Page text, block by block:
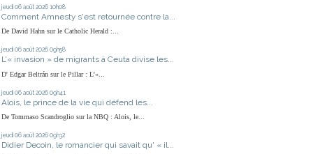
jeudi 06 août 2026 10h08
Comment Amnesty s'est retournée contre la...
De David Hahn sur le Catholic Herald :...
jeudi 06 août 2026 09h58
L’« invasion » de migrants à Ceuta divise les...
D' Edgar Beltrán sur le Pillar : L’«...
jeudi 06 août 2026 09h41
Alois, le prince de la vie qui défend les...
De Tommaso Scandroglio sur la NBQ : Alois, le...
jeudi 06 août 2026 09h32
Didier Decoin, le romancier qui savait qu' « il...